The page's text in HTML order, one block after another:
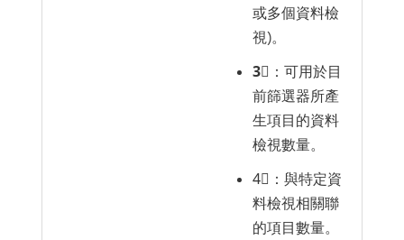
或多個資料檢
視)。
3︎⃣ ：可用於目
前篩選器所產
生項目的資料
檢視數量。
4︎⃣：與特定資
料檢視相關聯
的項目數量。